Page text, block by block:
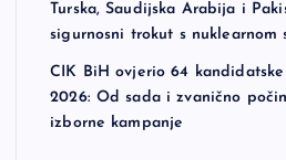
Turska, Saudijska Arabija i
sigurnosni trokut s nuklearnom
CIK BiH ovjerio 64
2026: Od sada i zvanično
izborne kampanje